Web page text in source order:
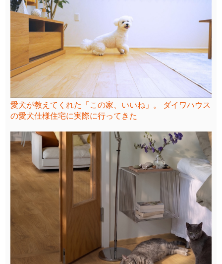
愛犬が教えてくれた「この家、いいね」。 ダイワハウス
の愛犬仕様住宅に実際に行ってきた